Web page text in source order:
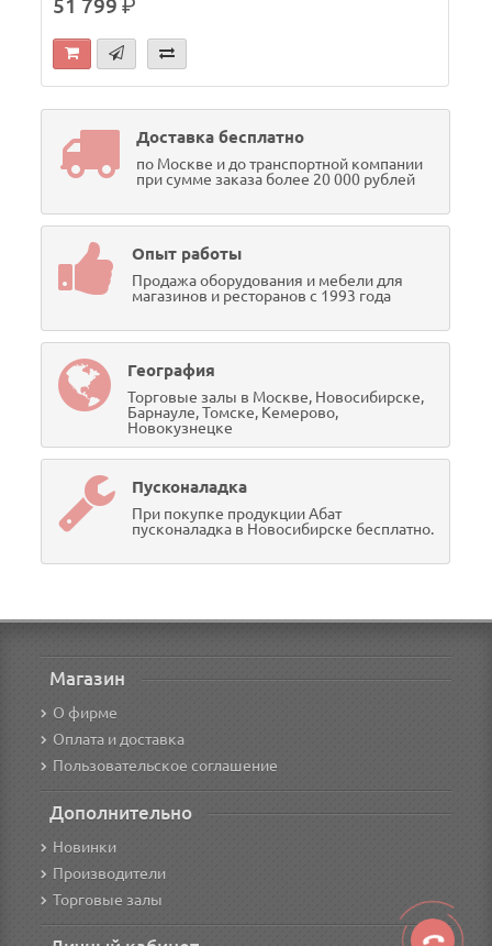
51 799р.
Доставка бесплатно
по Москве и до транспортной компании
при сумме заказа более 20 000 рублей
Опыт работы
Продажа оборудования и мебели для
магазинов и ресторанов с 1993 года
География
Торговые залы в Москве, Новосибирске,
Барнауле, Томске, Кемерово,
Новокузнецке
Пусконаладка
При покупке продукции Абат
пусконаладка в Новосибирске бесплатно.
Магазин
О фирме
Оплата и доставка
Пользовательское соглашение
Дополнительно
Новинки
Производители
Торговые залы